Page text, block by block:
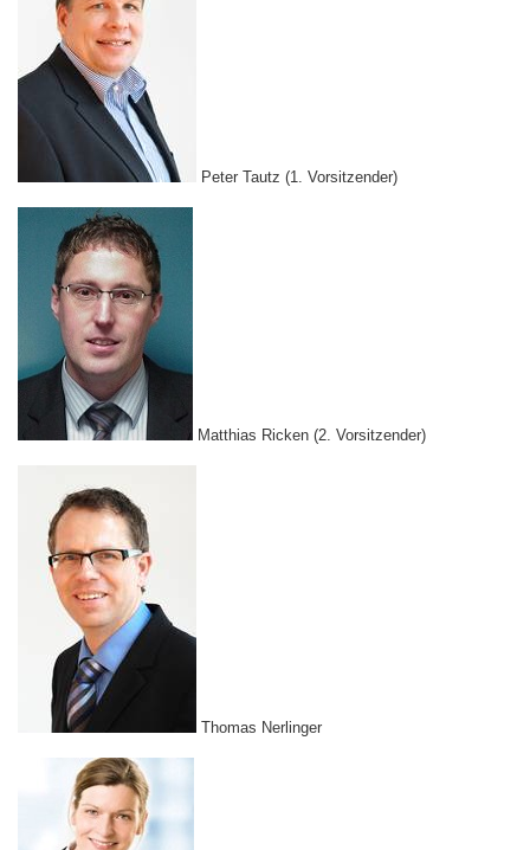
Peter Tautz (1. Vorsitzender)
Matthias Ricken (2. Vorsitzender)
Thomas Nerlinger